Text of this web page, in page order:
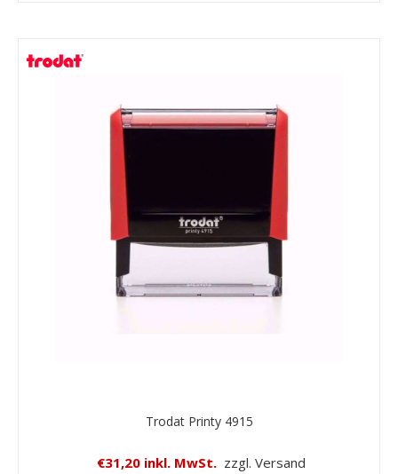
Trodat Printy 4915
€31,20 inkl. MwSt. zzgl. Versand